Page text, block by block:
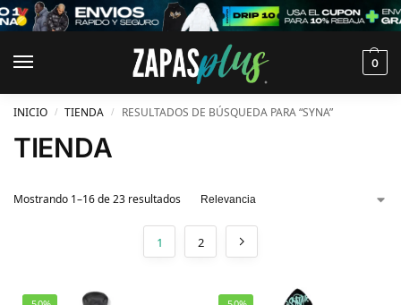
0
INICIO / TIENDA / RESULTADOS DE BÚSQUEDA PARA “SYNA”
TIENDA
Mostrando 1–16 de 23 resultados
1 2